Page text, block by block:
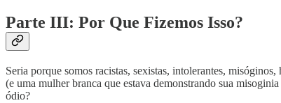
Parte III: Por Que Fizemos Isso?
Seria porque somos racistas, sexistas, intolerantes,
(e uma mulher branca que estava demonstrando sua
ódio?